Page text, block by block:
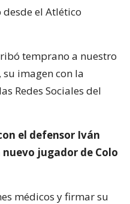
el Atlético
temprano a nuestro
imagen con la
Redes Sociales del
el defensor Iván
jugador de Colo
médicos y firmar su